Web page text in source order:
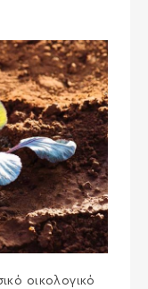
οικολογικό